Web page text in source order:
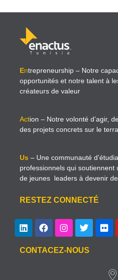
Entrepreneurship – Notre
opportunités et notre talent à
créateurs de valeur
Action – Notre volonté d’agir,
des projets concrets sur le
Us – Une communauté
professionnels qui soutiennent
de jeunes leaders à devenir
RESTEZ CONNECTÉ
CONTACEZ-NOUS